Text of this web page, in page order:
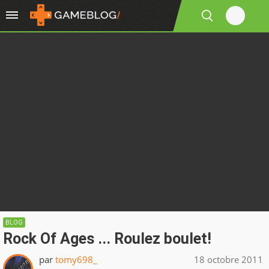
BLOG
Rock Of Ages ... Roulez boulet!
par tomy698_ 18 octobre 2011